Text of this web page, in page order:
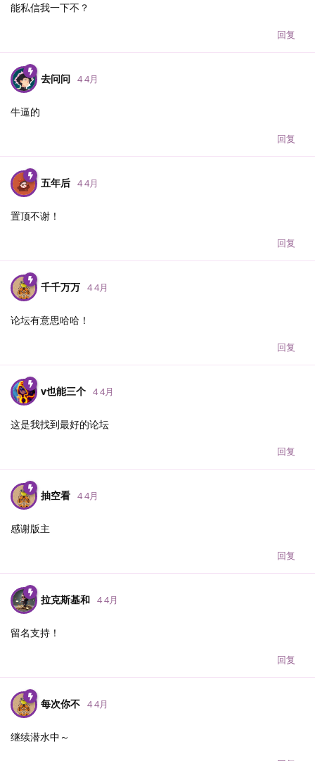
能私信我一下不？
回复
去问问 4 4月
牛逼的
回复
五年后 4 4月
置顶不谢！
回复
千千万万 4 4月
论坛有意思哈哈！
回复
v也能三个 4 4月
这是我找到最好的论坛
回复
抽空看 4 4月
感谢版主
回复
拉克斯基和 4 4月
留名支持！
回复
每次你不 4 4月
继续潜水中～